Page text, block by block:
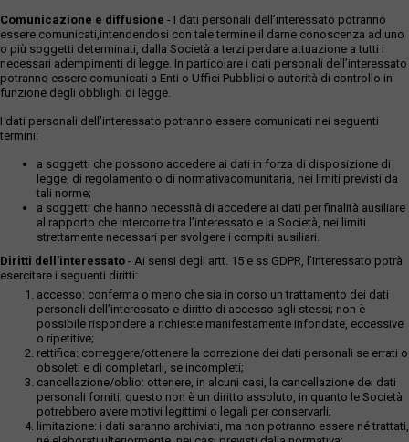
Comunicazione e diffusione - I dati personali dell’interessato potranno
essere comunicati,intendendosi con tale termine il darne conoscenza ad uno
o più soggetti determinati, dalla Società a terzi perdare attuazione a tutti i
necessari adempimenti di legge. In particolare i dati personali dell’interessato
potranno essere comunicati a Enti o Uffici Pubblici o autorità di controllo in
funzione degli obblighi di legge.
I dati personali dell’interessato potranno essere comunicati nei seguenti
termini:
a soggetti che possono accedere ai dati in forza di disposizione di
legge, di regolamento o di normativacomunitaria, nei limiti previsti da
tali norme;
a soggetti che hanno necessità di accedere ai dati per finalità ausiliare
al rapporto che intercorre tra l’interessato e la Società, nei limiti
strettamente necessari per svolgere i compiti ausiliari.
Diritti dell’interessato - Ai sensi degli artt. 15 e ss GDPR, l’interessato potrà
esercitare i seguenti diritti:
accesso: conferma o meno che sia in corso un trattamento dei dati
personali dell’interessato e diritto di accesso agli stessi; non è
possibile rispondere a richieste manifestamente infondate, eccessive
o ripetitive;
rettifica: correggere/ottenere la correzione dei dati personali se errati o
obsoleti e di completarli, se incompleti;
cancellazione/oblio: ottenere, in alcuni casi, la cancellazione dei dati
personali forniti; questo non è un diritto assoluto, in quanto le Società
potrebbero avere motivi legittimi o legali per conservarli;
limitazione: i dati saranno archiviati, ma non potranno essere né trattati,